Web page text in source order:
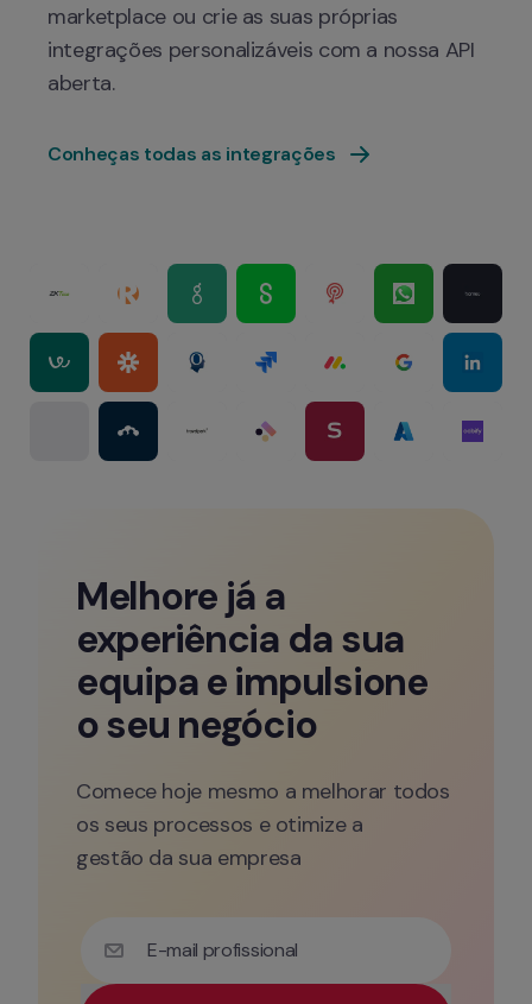
marketplace ou crie as suas próprias
integrações personalizáveis com a nossa API
aberta.
Conheças todas as integrações
Melhore já a
experiência da sua
equipa e impulsione
o seu negócio
Comece hoje mesmo a melhorar todos
os seus processos e otimize a
gestão da sua empresa
E-mail profissional